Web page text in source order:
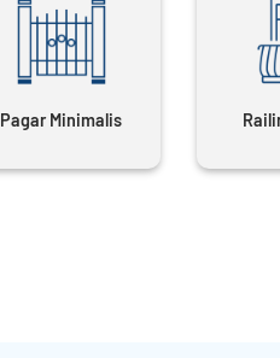
Pagar Minimalis